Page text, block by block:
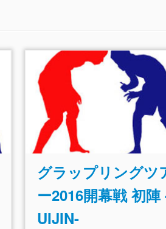
グラップリングツ
ー2016開幕戦 初陣
UIJIN-